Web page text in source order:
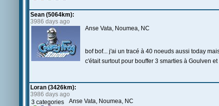
Sean (5064km):
3986 days ago
Anse Vata, Noumea, NC
bof bof... j'ai un tracé à 40 noeuds aussi today
c'était surtout pour bouffer 3 smarties à Goulven
Loran (3426km):
3986 days ago
3 categories
Anse Vata, Noumea, NC